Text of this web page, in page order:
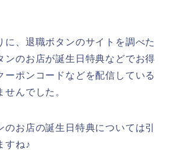
に、退職ボタンのサイトを調べた
ンのお店が誕生日特典などでお得
ーポンコードなどを配信している
んでした。
のお店の誕生日特典については引
すね♪